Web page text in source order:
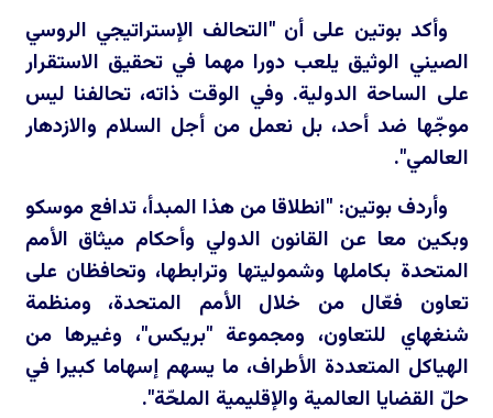
وأكد بوتين على أن "التحالف الإستراتيجي الروسي
الصيني الوثيق يلعب دورا مهما في تحقيق الاستقرار
على الساحة الدولية. وفي الوقت ذاته، تحالفنا ليس
موجّها ضد أحد، بل نعمل من أجل السلام والازدهار
العالمي".
وأردف بوتين: "انطلاقا من هذا المبدأ، تدافع موسكو
وبكين معا عن القانون الدولي وأحكام ميثاق الأمم
المتحدة بكاملها وشموليتها وترابطها، وتحافظان على
تعاون فعّال من خلال الأمم المتحدة، ومنظمة
شنغهاي للتعاون، ومجموعة "بريكس"، وغيرها من
الهياكل المتعددة الأطراف، ما يسهم إسهاما كبيرا في
حلّ القضايا العالمية والإقليمية الملحّة".